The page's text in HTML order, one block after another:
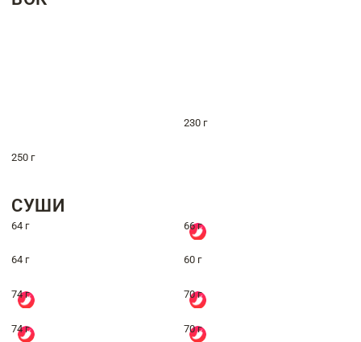
230 г
250 г
СУШИ
64 г 66 г
64 г 60 г
74 г 70 г
74 г 70 г